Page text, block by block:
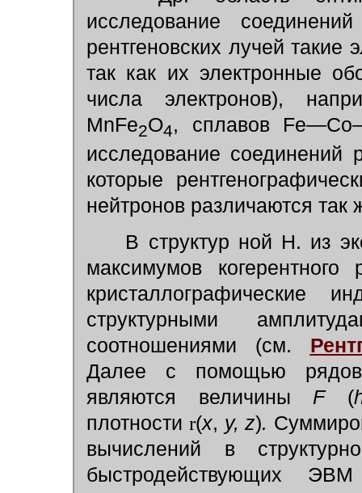
исследование
рентгеновских лучей
так как их электронные
числа электронов),
MnFe2O4, сплавов
исследование соединений
которые
нейтронов различаются
В структур ной Н. из
максимумов
кристаллографические
структурными
соотношениями (см.
Далее с помощью рядов
являются величины F (
плотности r(x, у, z).
вычислений в
быстродействующих